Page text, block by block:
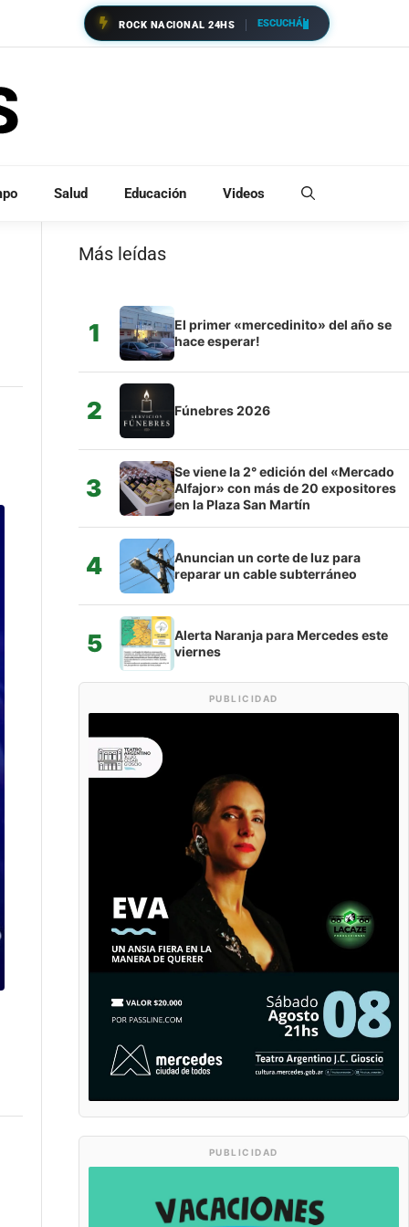
ROCK NACIONAL 24HS ESCUCHÁ
Salud Educación Videos
Más leídas
1
El primer «mercedinito» del año se
hace esperar!
2 Fúnebres 2026
3
Se viene la 2° edición del «Mercado
Alfajor» con más de 20 expositores
en la Plaza San Martín
4
Anuncian un corte de luz para
reparar un cable subterráneo
5
Alerta Naranja para Mercedes este
viernes
PUBLICIDAD
PUBLICIDAD